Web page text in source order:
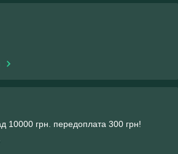
10000 грн. передоплата 300 грн!